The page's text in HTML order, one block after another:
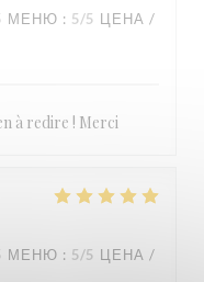
МЕНЮ : 5/5 ЦЕНА /
à redire ! Merci
МЕНЮ : 5/5 ЦЕНА /